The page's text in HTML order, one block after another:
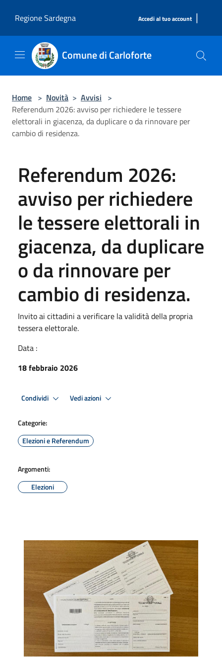
Regione Sardegna
Accedi al tuo account |
Comune di Carloforte
Home > Novità > Avvisi >
Referendum 2026: avviso per richiedere le tessere
elettorali in giacenza, da duplicare o da rinnovare per
cambio di residenza.
Referendum 2026:
avviso per richiedere
le tessere elettorali in
giacenza, da duplicare
o da rinnovare per
cambio di residenza.
Invito ai cittadini a verificare la validità della propria
tessera elettorale.
Data :
18 febbraio 2026
Condividi Vedi azioni
Categorie:
Elezioni e Referendum
Argomenti:
Elezioni